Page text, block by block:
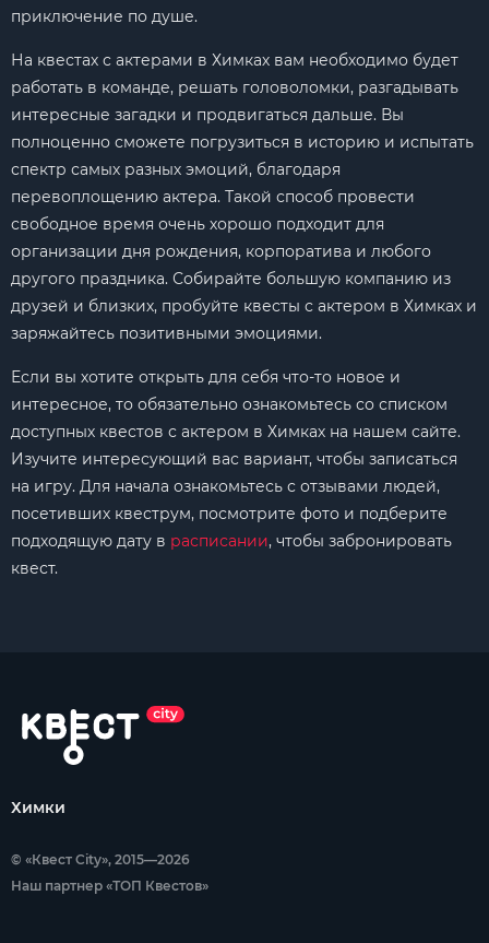
приключение по душе.
На квестах с актерами в Химках вам необходимо будет
работать в команде, решать головоломки, разгадывать
интересные загадки и продвигаться дальше. Вы
полноценно сможете погрузиться в историю и испытать
спектр самых разных эмоций, благодаря
перевоплощению актера. Такой способ провести
свободное время очень хорошо подходит для
организации дня рождения, корпоратива и любого
другого праздника. Собирайте большую компанию из
друзей и близких, пробуйте квесты с актером в Химках и
заряжайтесь позитивными эмоциями.
Если вы хотите открыть для себя что-то новое и
интересное, то обязательно ознакомьтесь со списком
доступных квестов с актером в Химках на нашем сайте.
Изучите интересующий вас вариант, чтобы записаться
на игру. Для начала ознакомьтесь с отзывами людей,
посетивших квеструм, посмотрите фото и подберите
подходящую дату в расписании, чтобы забронировать
квест.
Химки
© «Квест City», 2015—2026
Наш партнер «ТОП Квестов»